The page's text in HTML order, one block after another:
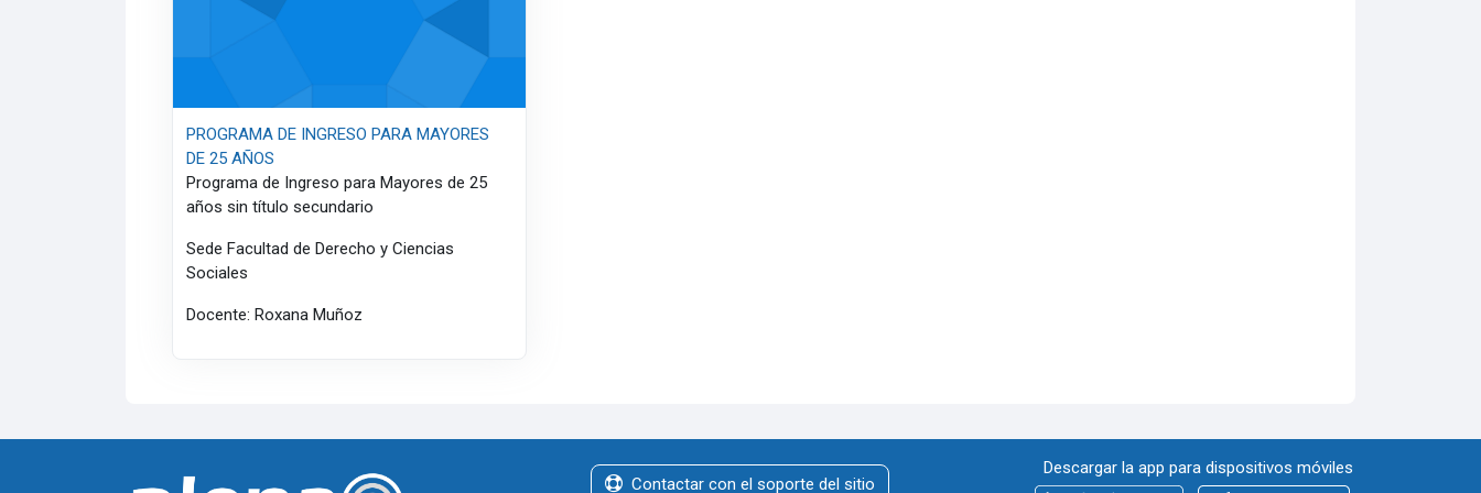
PROGRAMA DE INGRESO PARA MAYORES
DE 25 AÑOS
Programa de Ingreso para Mayores de 25
años sin título secundario
Sede Facultad de Derecho y Ciencias
Sociales
Docente: Roxana Muñoz
Contactar con el soporte del sitio
Descargar la app para dispositivos móviles